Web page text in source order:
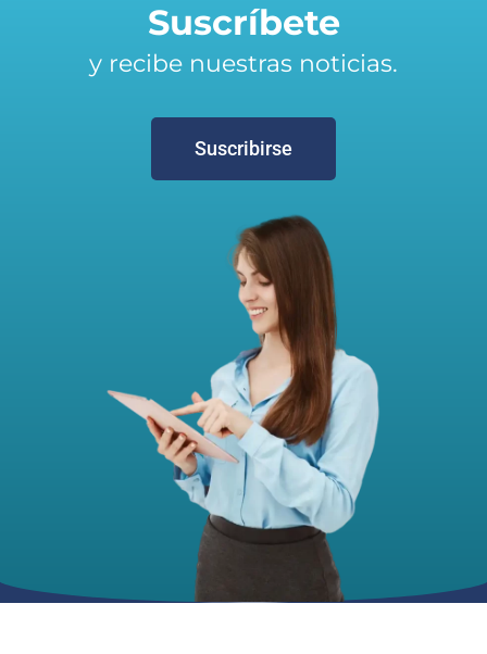
Suscríbete
y recibe nuestras noticias.
Suscribirse